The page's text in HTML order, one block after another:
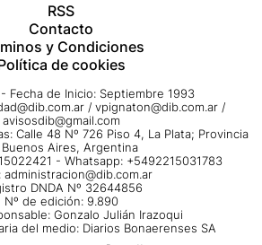
RSS
Contacto
y Condiciones
de cookies
Fecha de Inicio: Septiembre 1993
/ vpignaton@dib.com.ar /
avisosdib@gmail.com
Calle 48 Nº 726 Piso 4, La Plata; Provincia
Aires, Argentina
- Whatsapp: +5492215031783
administracion@dib.com.ar
DNDA Nº 32644856
Nº de edición: 9.890
Gonzalo Julián Irazoqui
del medio: Diarios Bonaerenses SA